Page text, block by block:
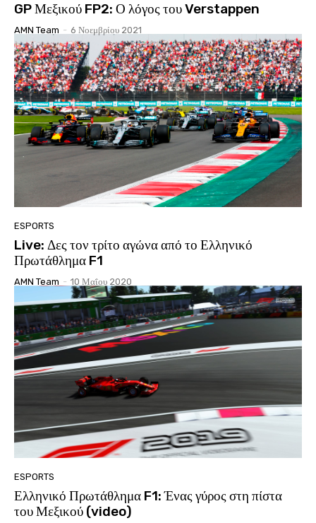
GP Μεξικού FP2: Ο λόγος του Verstappen
AMN Team - 6 Νοεμβρίου 2021
ESPORTS
Live: Δες τον τρίτο αγώνα από το Ελληνικό
Πρωτάθλημα F1
AMN Team - 10 Μαΐου 2020
ESPORTS
Ελληνικό Πρωτάθλημα F1: Ένας γύρος στη πίστα
του Μεξικού (video)